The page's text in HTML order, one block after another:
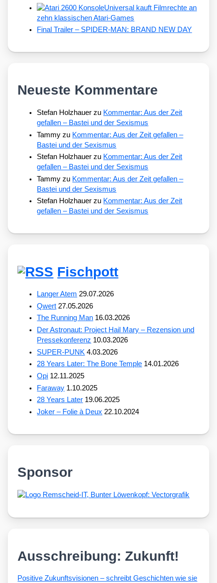
Universal kauft Filmrechte an
zehn klassischen Atari-Games
Final Trailer – SPIDER-MAN: BRAND NEW DAY
Neueste Kommentare
Stefan Holzhauer zu Kommentar: Aus der Zeit
gefallen – Bastei und der Sexismus
Tammy zu Kommentar: Aus der Zeit gefallen –
Bastei und der Sexismus
Stefan Holzhauer zu Kommentar: Aus der Zeit
gefallen – Bastei und der Sexismus
Tammy zu Kommentar: Aus der Zeit gefallen –
Bastei und der Sexismus
Stefan Holzhauer zu Kommentar: Aus der Zeit
gefallen – Bastei und der Sexismus
Fischpott
Langer Atem 29.07.2026
Qwert 27.05.2026
The Running Man 16.03.2026
Der Astronaut: Project Hail Mary – Rezension und
Pressekonferenz 10.03.2026
SUPER-PUNK 4.03.2026
28 Years Later: The Bone Temple 14.01.2026
Opi 12.11.2025
Faraway 1.10.2025
28 Years Later 19.06.2025
Joker – Folie à Deux 22.10.2024
Sponsor
Ausschreibung: Zukunft!
Posi­ti­ve Zukunfts­vi­sio­nen – schreibt Geschich­ten wie sie